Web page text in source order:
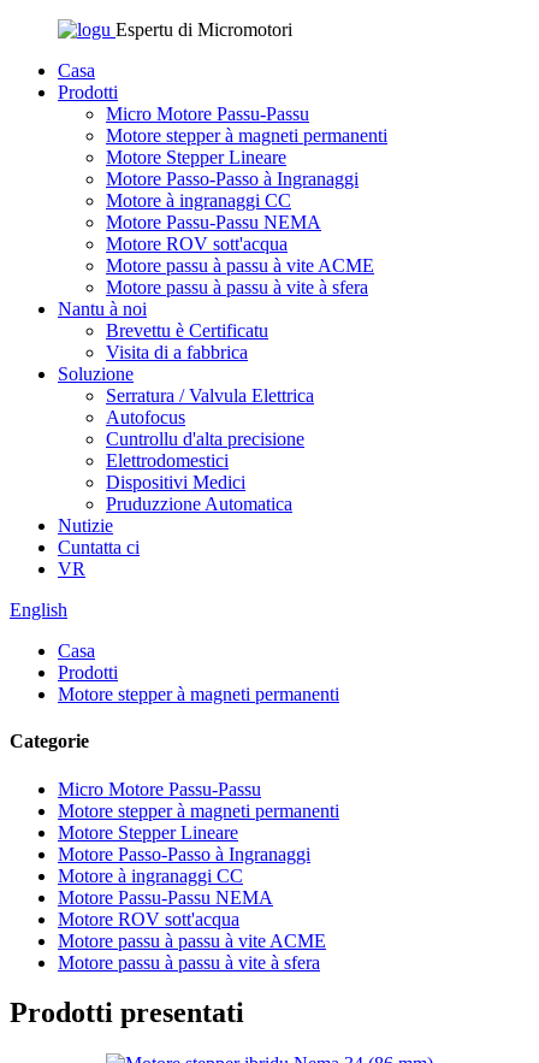
Espertu di Micromotori
Casa
Prodotti
Micro Motore Passu-Passu
Motore stepper à magneti permanenti
Motore Stepper Lineare
Motore Passo-Passo à Ingranaggi
Motore à ingranaggi CC
Motore Passu-Passu NEMA
Motore ROV sott'acqua
Motore passu à passu à vite ACME
Motore passu à passu à vite à sfera
Nantu à noi
Brevettu è Certificatu
Visita di a fabbrica
Soluzione
Serratura / Valvula Elettrica
Autofocus
Cuntrollu d'alta precisione
Elettrodomestici
Dispositivi Medici
Pruduzzione Automatica
Nutizie
Cuntatta ci
VR
English
Casa
Prodotti
Motore stepper à magneti permanenti
Categorie
Micro Motore Passu-Passu
Motore stepper à magneti permanenti
Motore Stepper Lineare
Motore Passo-Passo à Ingranaggi
Motore à ingranaggi CC
Motore Passu-Passu NEMA
Motore ROV sott'acqua
Motore passu à passu à vite ACME
Motore passu à passu à vite à sfera
Prodotti presentati